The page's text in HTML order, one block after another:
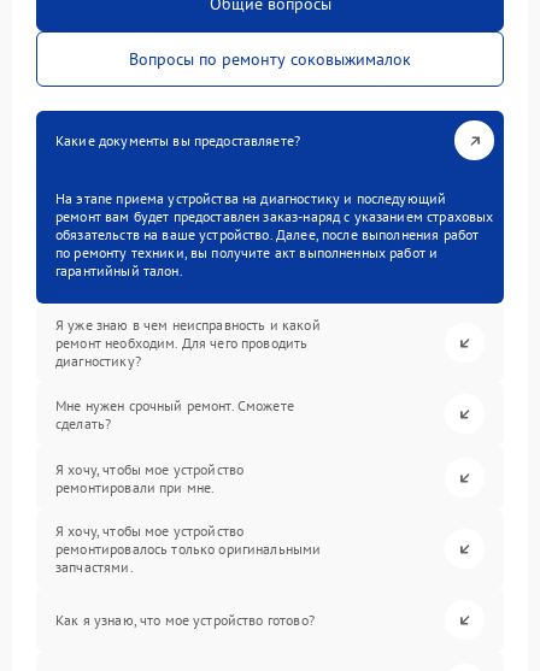
Вопросы по ремонту соковыжималок
Какие документы вы предоставляете?
На этапе приема устройства на диагностику и последующий
ремонт вам будет предоставлен заказ-наряд с указанием страховых
обязательств на ваше устройство. Далее, после выполнения работ
по ремонту техники, вы получите акт выполненных работ и
гарантийный талон.
Я уже знаю в чем неисправность и какой
ремонт необходим. Для чего проводить
диагностику?
Мне нужен срочный ремонт. Сможете
сделать?
Я хочу, чтобы мое устройство
ремонтировали при мне.
Я хочу, чтобы мое устройство
ремонтировалось только оригинальными
запчастями.
Как я узнаю, что мое устройство готово?